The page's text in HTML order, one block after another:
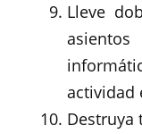
Lleve
actividad
Destruya